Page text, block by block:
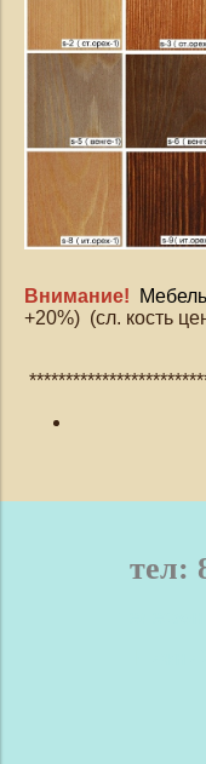
Внимание!
+20%) (сл. кость
тел: